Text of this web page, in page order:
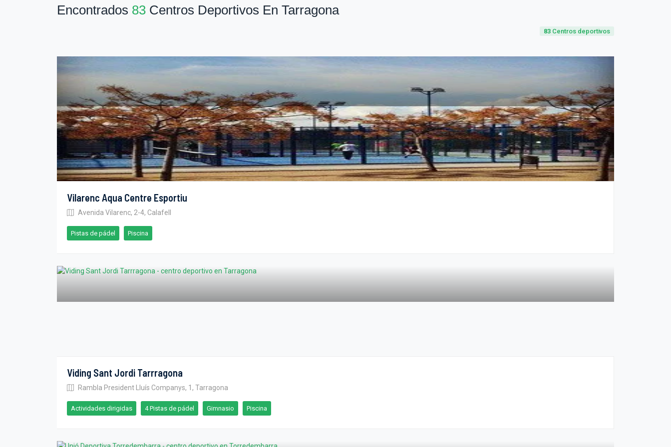
Encontrados 83 Centros Deportivos En Tarragona
83 Centros deportivos
Vilarenc Aqua Centre Esportiu
Avenida Vilarenc, 2-4, Calafell
Pistas de pádel Piscina
Viding Sant Jordi Tarrragona
Rambla President Lluís Companys, 1, Tarragona
Actividades dirigidas 4 Pistas de pádel Gimnasio Piscina